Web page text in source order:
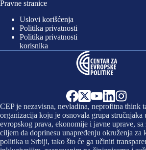
Pravne stranice
Uslovi korišćenja
Politika privatnosti
Politika privatnosti
korisnika
CEP je nezavisna, nevladina, neprofitna think
organizacija koju je osnovala grupa stručnjaka
evropskog prava, ekonomije i javne uprave,
ciljem da doprinesu unapređenju okruženja za
politika u Srbiji, tako što će ga učiniti